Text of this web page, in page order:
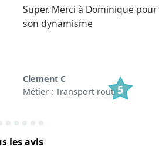
Super. Merci à Dominique pour
son dynamisme
Clement C
Métier : Transport routier
5
les avis